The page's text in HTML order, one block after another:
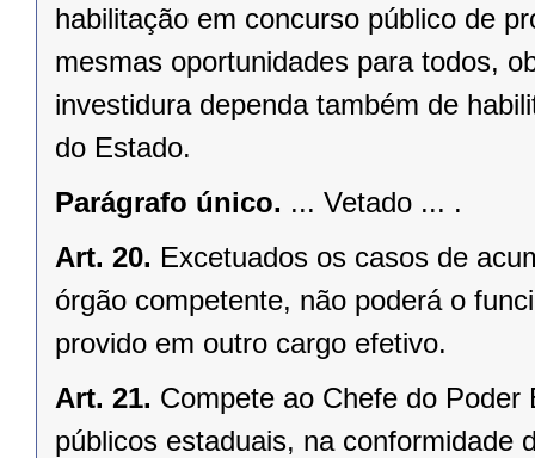
habilitação em concurso público de
mesmas oportunidades para todos,
investidura dependa também de
do Estado.
Parágrafo único. ... Vetado ... .
Art. 20. Excetuados os casos de
órgão competente, não poderá o
provido em outro cargo efetivo.
Art. 21. Compete ao Chefe do
públicos estaduais, na conformidade